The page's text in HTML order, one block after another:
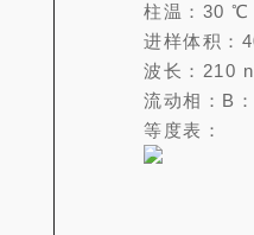
柱温：30 ℃
进样体积：
波长：210
流动相：B
等度表：